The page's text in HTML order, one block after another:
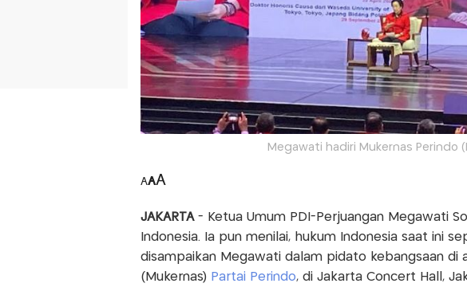
Megawati hadiri Mukernas Perindo
AAA
JAKARTA - Ketua Umum PDI-Perjuangan Megawati
Indonesia. Ia pun menilai, hukum Indonesia saat ini
disampaikan Megawati dalam pidato kebangsaan di
(Mukernas) Partai Perindo, di Jakarta Concert Hall,